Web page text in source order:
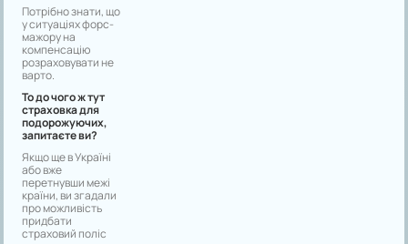
Потрібно знати, що
у ситуаціях форс-
мажору на
компенсацію
розраховувати не
варто.
То до чого ж тут
страховка для
подорожуючих,
запитаєте ви?
Якщо ще в Україні
або вже
перетнувши межі
країни, ви згадали
про можливість
придбати
страховий поліс